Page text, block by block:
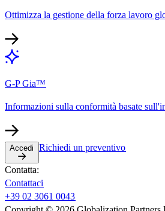
Ottimizza la gestione della forza lavoro
G-P Gia™​​
Informazioni sulla conformità basate
Accedi​​ Richiedi un preventivo​​
Contatta:​​
Contattaci​​
+39 02 3061 0043​​